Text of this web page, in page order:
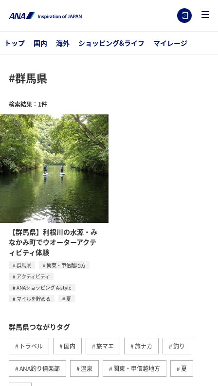
トップ 国内 海外 ショッピング&ライフ マイレージ
#群馬県
検索結果：1件
【群馬県】利根川の水源・み
なかみ町でウオーターアクテ
ィビティ体験
群馬県
関東・甲信越地方
アクティビティ
ANAショッピング A-style
マイルを貯める
夏
群馬県つながりタグ
トラベル 国内 旅マエ 旅ナカ 釣り
ANA釣り倶楽部 温泉 関東・甲信越地方 夏